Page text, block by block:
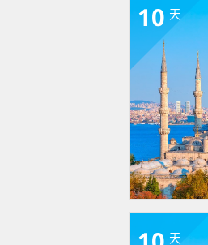
10 天
天